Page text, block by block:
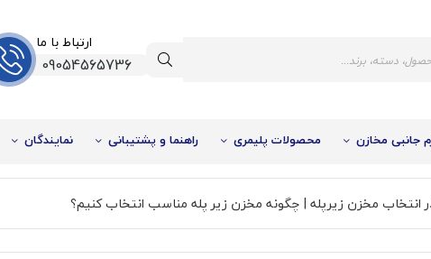
ارتباط با ما
09054565736
جانبی مخازن محصولات پلیمری راهنما و پشتیبانی نمایندگان
انتخاب مخزن زیرپله | چگونه مخزن زیر پله مناسب انتخاب کنیم؟